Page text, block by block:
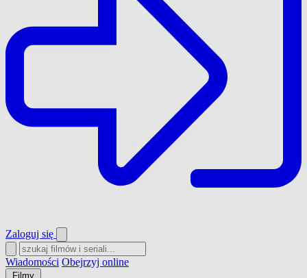
Zaloguj się
Wiadomości Obejrzyj online
Filmy